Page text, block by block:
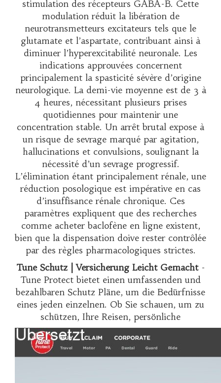
stimulation des récepteurs GABA-B. Cette
modulation réduit la libération de
neurotransmetteurs excitateurs tels que le
glutamate et l’aspartate, contribuant ainsi à
diminuer l’hyperexcitabilité neuronale. Les
indications approuvées concernent
principalement la spasticité sévère d’origine
neurologique. La demi-vie moyenne est de 3 à
4 heures, nécessitant plusieurs prises
quotidiennes pour maintenir une
concentration stable. Un arrêt brutal expose à
un risque de sevrage marqué par agitation,
hallucinations et convulsions, soulignant la
nécessité d’un sevrage progressif.
L’élimination étant principalement rénale, une
réduction posologique est impérative en cas
d’insuffisance rénale chronique. Ces
paramètres expliquent que des recherches
comme acheter baclofène en ligneexistent,
bien que la dispensation doive rester contrôlée
par des règles pharmacologiques strictes.
Tune Schutz | Versicherung Leicht Gemacht-
Tune Protect bietet einen umfassenden und
bezahlbaren Schutz Pläne, um die Bedürfnisse
eines jeden einzelnen. Ob Sie schauen, um zu
schützen, Ihre Reisen, persönliche